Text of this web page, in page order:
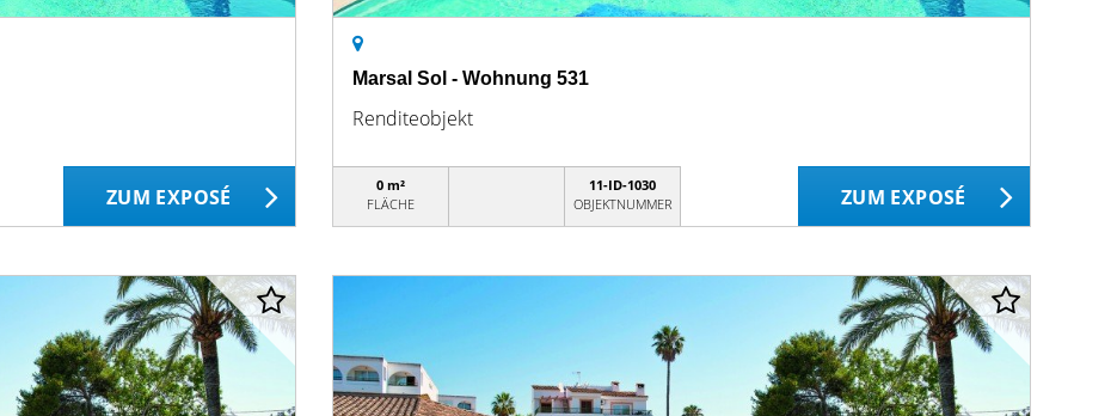
ZUM EXPOSÉ
Marsal Sol - Wohnung 531
Renditeobjekt
0 m²
FLÄCHE
11-ID-1030
OBJEKTNUMMER
ZUM EXPOSÉ